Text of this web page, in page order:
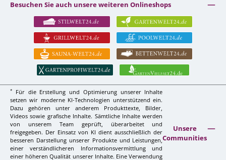
Besuchen Sie auch unsere weiteren Onlineshops
*
Für die Erstellung und Optimierung unserer Inhalte
setzen wir moderne KI-Technologien unterstützend ein.
Dazu gehören unter anderem Produkttexte, Bilder,
Videos sowie grafische Inhalte. Sämtliche Inhalte werden
von unserem Team geprüft, überarbeitet und
freigegeben. Der Einsatz von KI dient ausschließlich der
besseren Darstellung unserer Produkte und Leistungen,
einer verständlicheren Informationsvermittlung und
einer höheren Qualität unserer Inhalte. Eine Verwendung
Unsere
Communities